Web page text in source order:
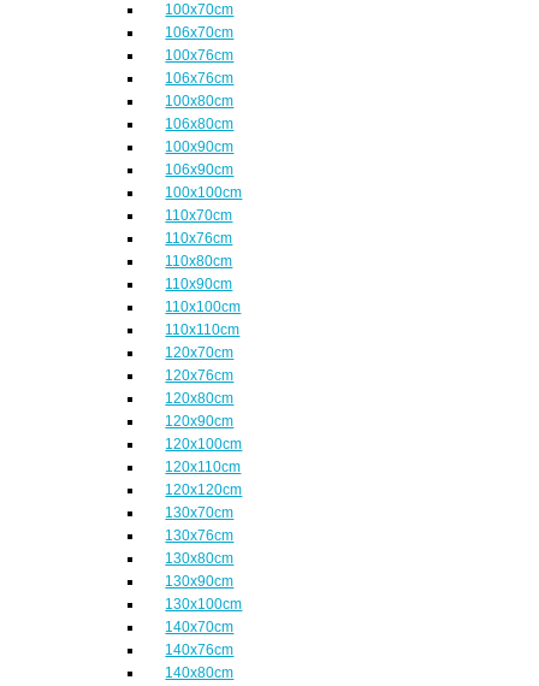
100x70cm
106x70cm
100x76cm
106x76cm
100x80cm
106x80cm
100x90cm
106x90cm
100x100cm
110x70cm
110x76cm
110x80cm
110x90cm
110x100cm
110x110cm
120x70cm
120x76cm
120x80cm
120x90cm
120x100cm
120x110cm
120x120cm
130x70cm
130x76cm
130x80cm
130x90cm
130x100cm
140x70cm
140x76cm
140x80cm